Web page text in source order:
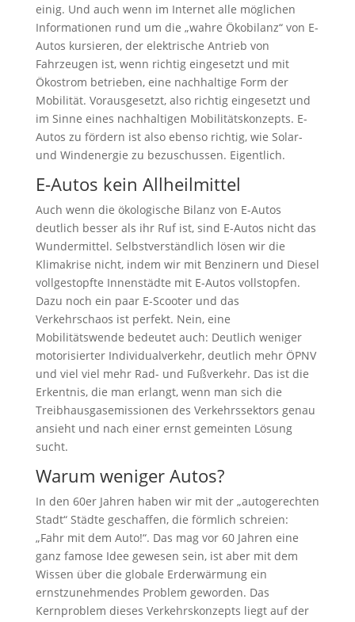
einig. Und auch wenn im Internet alle möglichen
Informationen rund um die „wahre Ökobilanz“ von E-
Autos kursieren, der elektrische Antrieb von
Fahrzeugen ist, wenn richtig eingesetzt und mit
Ökostrom betrieben, eine nachhaltige Form der
Mobilität. Vorausgesetzt, also richtig eingesetzt und
im Sinne eines nachhaltigen Mobilitätskonzepts. E-
Autos zu fördern ist also ebenso richtig, wie Solar-
und Windenergie zu bezuschussen. Eigentlich.
E-Autos kein Allheilmittel
Auch wenn die ökologische Bilanz von E-Autos
deutlich besser als ihr Ruf ist, sind E-Autos nicht das
Wundermittel. Selbstverständlich lösen wir die
Klimakrise nicht, indem wir mit Benzinern und Diesel
vollgestopfte Innenstädte mit E-Autos vollstopfen.
Dazu noch ein paar E-Scooter und das
Verkehrschaos ist perfekt. Nein, eine
Mobilitätswende bedeutet auch: Deutlich weniger
motorisierter Individualverkehr, deutlich mehr ÖPNV
und viel viel mehr Rad- und Fußverkehr. Das ist die
Erkentnis, die man erlangt, wenn man sich die
Treibhausgasemissionen des Verkehrssektors genau
ansieht und nach einer ernst gemeinten Lösung
sucht.
Warum weniger Autos?
In den 60er Jahren haben wir mit der „autogerechten
Stadt“ Städte geschaffen, die förmlich schreien:
„Fahr mit dem Auto!“. Das mag vor 60 Jahren eine
ganz famose Idee gewesen sein, ist aber mit dem
Wissen über die globale Erderwärmung ein
ernstzunehmendes Problem geworden. Das
Kernproblem dieses Verkehrskonzepts liegt auf der